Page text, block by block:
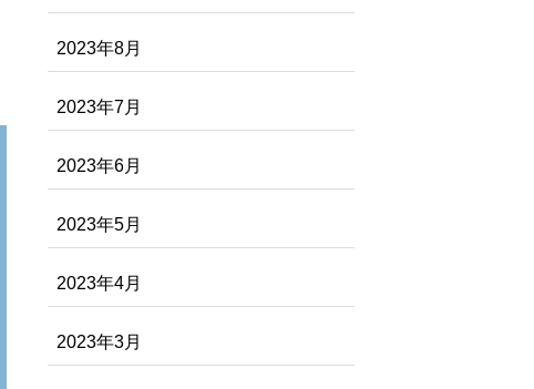
2023年8月
2023年7月
2023年6月
2023年5月
2023年4月
2023年3月